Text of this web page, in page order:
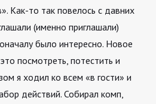
Как-то так повелось с давних
(именно приглашали)
было интересно. Новое
посмотреть, потестить и
я ходил ко всем «в гости» и
действий. Собирал комп,